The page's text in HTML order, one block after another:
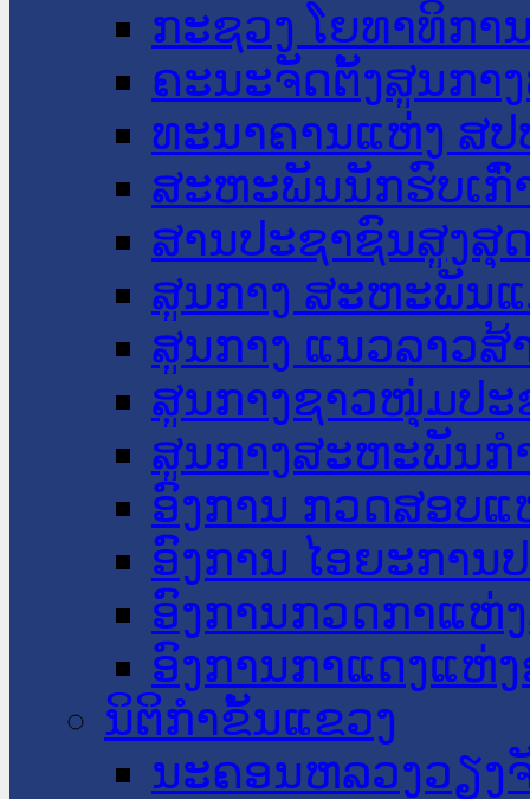
ກະຊວງ ໂຍທາທິກາ
ຄະນະຈັດຕັ້ງສູນກາ
ທະນາຄານແຫ່ງ ສປ
ສະຫະພັນນັກຮົບເກົ່
ສານປະຊາຊົນສູງສຸ
ສູນກາງ ສະຫະພັນ
ສູນກາງ ແນວລາວສ້
ສູນກາງຊາວໜຸ່ມປະ
ສູນກາງສະຫະພັນກ
ອົງການ ກວດສອບແ
ອົງການ ໄອຍະການ
ອົງການກວດກາແຫ່
ອົງການກາແດງແຫ່
ນິຕິກໍາຂັ້ນແຂວງ
ນະ​ຄອນ​ຫລວງວຽງ